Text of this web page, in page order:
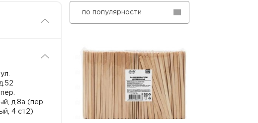
д.8а (пер.
4 ст2)
по популярности